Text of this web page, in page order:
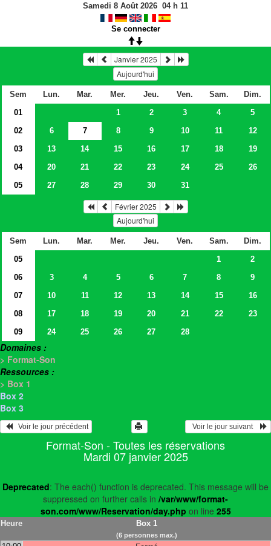
Samedi 8 Août 2026 04h 11
Se connecter
Janvier 2025
Aujourd'hui
Sem Lun. Mar. Mer. Jeu. Ven. Sam.
Dim.
01
1 2 3 4
5
02
6 7 8 9 10 11
12
03
13 14 15 16 17 18
19
04
20 21 22 23 24 25
26
05
27 28 29 30 31
Février 2025
Aujourd'hui
Sem Lun. Mar. Mer. Jeu. Ven. Sam.
Dim.
05
1
2
06
3 4 5 6 7 8
9
07
10 11 12 13 14 15
16
08
17 18 19 20 21 22
23
09
24 25 26 27 28
Domaines :
> Format-Son
Ressources :
> Box 1
Box 2
Box 3
   Voir le jour précédent
  Voir le jour suivant
Format-Son - Toutes les réservations
Mardi 07 janvier 2025
Deprecated: The each() function is deprecated. This message will be
suppressed on further calls in /var/www/format-
son.com/www/Reservation/day.php on line 255
Heure Box 1
(6 personnes max.)